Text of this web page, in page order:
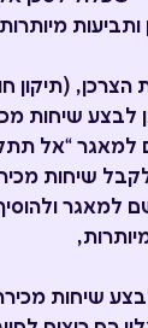
לא ניתן לבצע
“אל
לקבל שיחות
למאגר
שיחות